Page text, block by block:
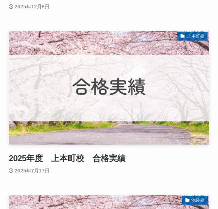
2025年12月8日
上本町校
2025年度 上本町校 合格実績
2025年7月17日
池袋校